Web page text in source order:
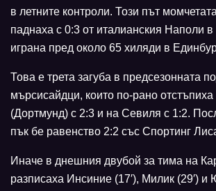
в летните контроли. Този път
паднаха с 0:3 от италианския Наполи в
играна пред около 65 хиляди в
Това е трета загуба в предсезонната
мърсисайдци, които по-рано
(Дортмунд) с 2:3 и на Севиля с 1:2.
пък бе равенство 2:2 със Спортинг
Иначе в днешния двубой за тима на
разписаха Инсиние (17′), Милик (29′) и